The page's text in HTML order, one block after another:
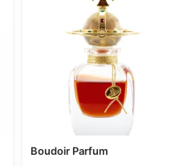
Boudoir Parfum